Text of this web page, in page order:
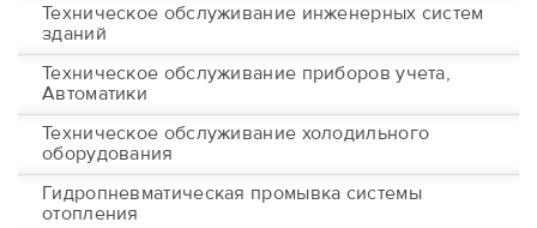
Техническое обслуживание инженерных систем
зданий
Техническое обслуживание приборов учета,
Автоматики
Техническое обслуживание холодильного
оборудования
Гидропневматическая промывка системы
отопления